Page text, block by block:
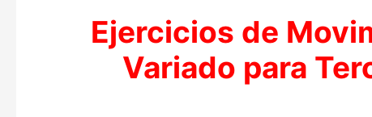
Ejercicios de
Variado para